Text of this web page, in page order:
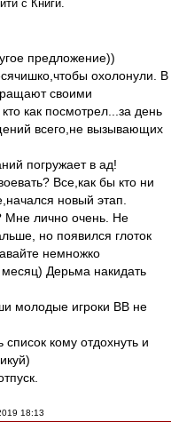
с Книги.
предложение))
охолонули. В
своими
как посмотрел...за день
всего,не вызывающих
погружает в ад!
Все,как бы кто ни
новый этап.
Мне лично очень. Не
но появился глоток
немножко
Дерьма накидать
молодые игроки ВВ не
список кому отдохнуть и
18:13